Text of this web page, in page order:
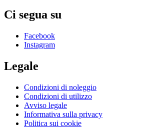
Ci segua su
Facebook
Instagram
Legale
Condizioni di noleggio
Condizioni di utilizzo
Avviso legale
Informativa sulla privacy
Politica sui cookie